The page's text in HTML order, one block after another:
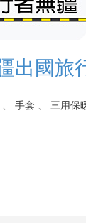
出國旅
、 手套 、 三用保